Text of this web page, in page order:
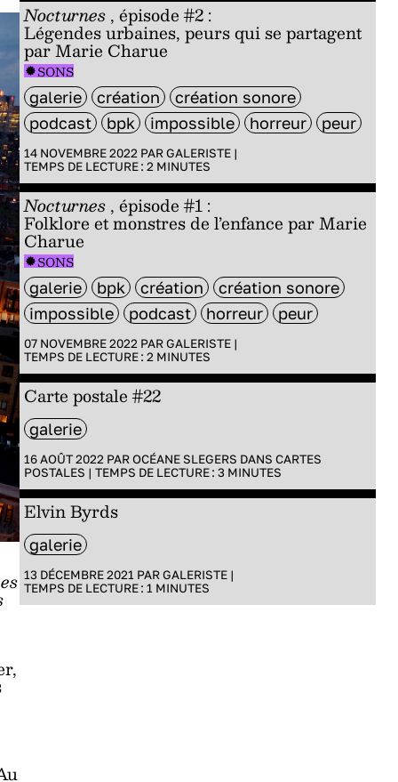
Nocturnes, épisode #2 :
Légendes urbaines, peurs qui se partagent
par Marie Charue
SONS
galerie création
création sonore
podcast
bpk impossible horreur peur
14 NOVEMBRE 2022 PARGALERISTE|
TEMPS DE LECTURE : 2 MINUTES
Nocturnes, épisode #1 :
Folklore et monstres de l’enfance par Marie
Charue
SONS
galerie bpk création
création sonore
impossible
podcast horreur peur
07 NOVEMBRE 2022 PARGALERISTE|
TEMPS DE LECTURE : 2 MINUTES
Carte postale #22
galerie
16 AOÛT 2022 PAROCÉANE SLEGERS DANS CARTES
POSTALES | TEMPS DE LECTURE : 3 MINUTES
Elvin Byrds
galerie
13 DÉCEMBRE 2021 PARGALERISTE|
TEMPS DE LECTURE : 1 MINUTES